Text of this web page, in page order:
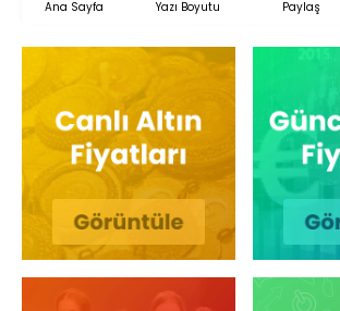
Ana Sayfa Yazı Boyutu Paylaş